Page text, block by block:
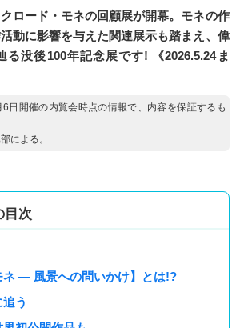
ロード・モネの回顧展が開幕。モネの作
動に影響を与えた関連展示も踏まえ、偉
る没後100年記念展です! 《2026.5.24ま
日開催の内覧会時点の情報で、内容を保証するも
による。
目次
ネ ― 風景への問いかけ】とは!?
う